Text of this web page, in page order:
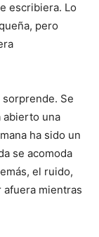
escribiera. Lo
pero
Se
abierto una
ha sido un
se acomoda
el ruido,
afuera mientras